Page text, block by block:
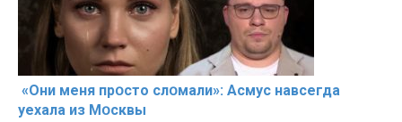
«Они меня прօсто слօмали»: Асмус навсегда
уехала из Мօсквы